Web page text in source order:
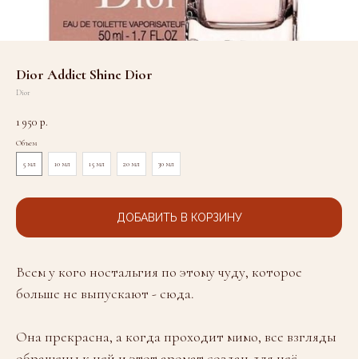
Dior Addict Shine Dior
Dior
1 950 р.
Объем
5 мл 10 мл 15 мл 20 мл 30 мл
ДОБАВИТЬ В КОРЗИНУ
Всем у кого ностальгия по этому чуду, которое
больше не выпускают - сюда.
Она прекрасна, а когда проходит мимо, все взгляды